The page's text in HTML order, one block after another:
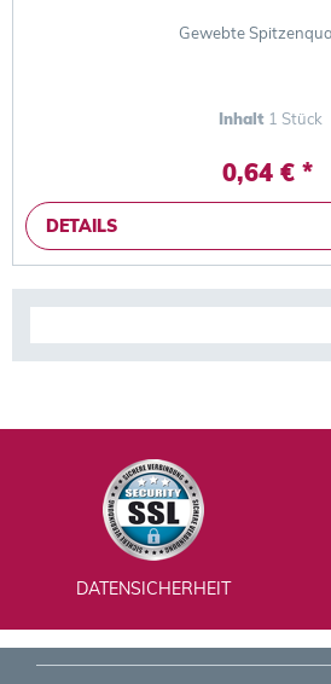
Gewebte
Inhalt 1 Stück
0,64 € *
DETAILS
DATENSICHERHEIT